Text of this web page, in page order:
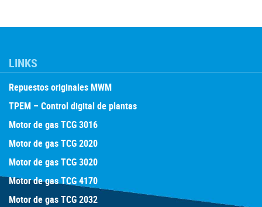
LINKS
Repuestos originales MWM
TPEM – Control digital de plantas
Motor de gas TCG 3016
Motor de gas TCG 2020
Motor de gas TCG 3020
Motor de gas TCG 4170
Motor de gas TCG 2032